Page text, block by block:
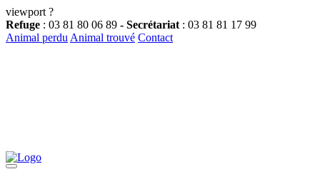
viewport ?
Refuge : 03 81 80 06 89 - Secrétariat : 03 81 81 17 99
Animal perdu Animal trouvé Contact